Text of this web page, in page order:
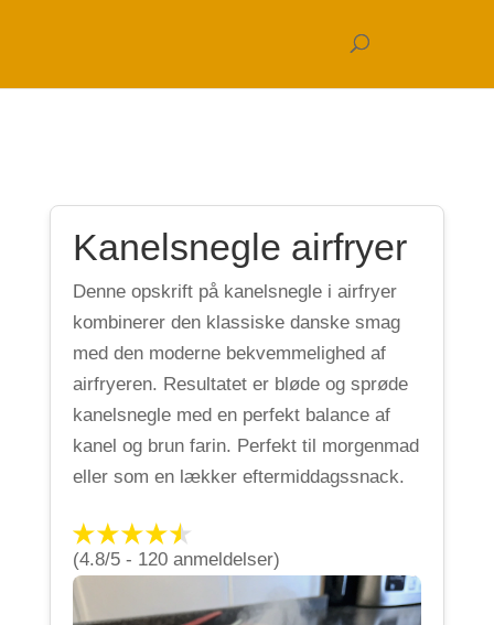
Kanelsnegle airfryer
Denne opskrift på kanelsnegle i airfryer
kombinerer den klassiske danske smag
med den moderne bekvemmelighed af
airfryeren. Resultatet er bløde og sprøde
kanelsnegle med en perfekt balance af
kanel og brun farin. Perfekt til morgenmad
eller som en lækker eftermiddagssnack.
(4.8/5 - 120 anmeldelser)